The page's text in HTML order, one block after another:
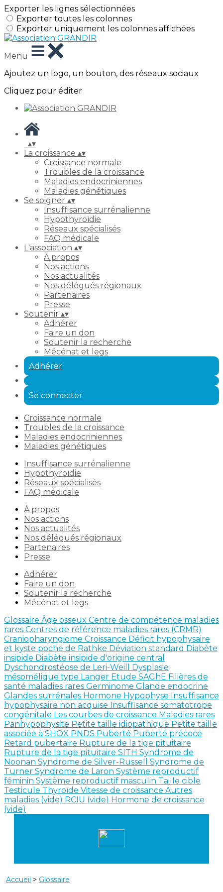
Exporter les lignes sélectionnées
Exporter toutes les colonnes
Exporter uniquement les colonnes affichées
Menu
Ajoutez un logo, un bouton, des réseaux sociaux
Cliquez pour éditer
▴▾
La croissance ▴▾
Croissance normale
Troubles de la croissance
Maladies endocriniennes
Maladies génétiques
Se soigner ▴▾
Insuffisance surrénalienne
Hypothyroïdie
Réseaux spécialisés
FAQ médicale
L'association ▴▾
À propos
Nos actions
Nos actualités
Nos délégués régionaux
Partenaires
Presse
Soutenir ▴▾
Adhérer
Faire un don
Soutenir la recherche
Mécénat et legs
Adhérer
Se connecter
Croissance normale
Troubles de la croissance
Maladies endocriniennes
Maladies génétiques
Insuffisance surrénalienne
Hypothyroïdie
Réseaux spécialisés
FAQ médicale
À propos
Nos actions
Nos actualités
Nos délégués régionaux
Partenaires
Presse
Adhérer
Faire un don
Soutenir la recherche
Mécénat et legs
Glossaire Âge osseux Centre de compétence maladies
rares Centres de référence maladies rares (CRMR)
Craniopharyngiome Croissance Déficit hypophysaire
et kyste poche de Rathke Déviation standard Diabète
insipide Diabète insipide d'origine central
Dyschondrostéose de Leri-Weill Dysplasie
mésomélique type Langer Etude SAGhE Filières de
santé maladies rares Germinome Glande endocrine
Glandes surrénales Hormone Hypophyse Insuffisance
hypophysaire non acquise Insuffisance somatotrope
congénitale Les courbes de croissance Maladies rares
Panhypophysite Petite taille idiopathique Petite taille
associée à SHOX PNDS Puberté Puberté précoce
Retard pubertaire Rupture de la tige pituitaire
Rupture de la tige pituitaire SITH Syndrome de
Noonan Syndrome de Silver-Russell Syndrome de
Turner Syndrome de Laron Système reproductif
féminin Système reproductif masculin Taille cible
Testicule Thyroïde Vitesse de croissance Autres
maladies (vide) RCIU (vide) Hormone de croissance
(vide)
Accueil > Glossaire